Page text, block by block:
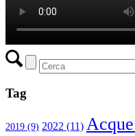
Tag
2019 (9) 2022 (11)